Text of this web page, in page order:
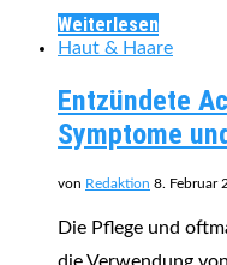
Weiterlesen
Haut & Haare
Entzündete
Symptome
von Redaktion 8. Februar
Die Pflege und
die Verwendung